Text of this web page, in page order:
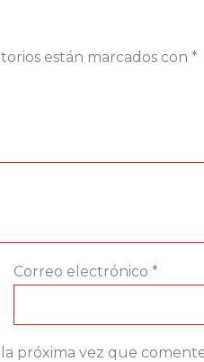
están marcados con *
Correo electrónico *
próxima vez que